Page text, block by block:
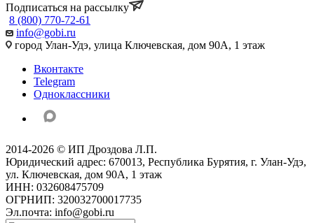
Подписаться на рассылку
8 (800) 770-72-61
info@gobi.ru
город Улан-Удэ, улица Ключевская, дом 90А, 1 этаж
Вконтакте
Telegram
Одноклассники
2014-2026 © ИП Дроздова Л.П.
Юридический адрес: 670013, Республика Бурятия, г. Улан-Удэ,
ул. Ключевская, дом 90А, 1 этаж
ИНН: 032608475709
ОГРНИП: 320032700017735
Эл.почта: info@gobi.ru